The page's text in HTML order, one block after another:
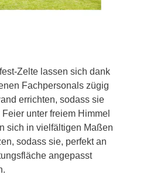
Zelte lassen sich dank
Fachpersonals zügig
errichten, sodass sie
unter freiem Himmel
sich in vielfältigen Maßen
sodass sie, perfekt an
angepasst